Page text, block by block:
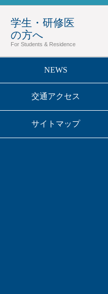
学生・研修医
の方へ
For Students & Residence
NEWS
交通アクセス
サイトマップ